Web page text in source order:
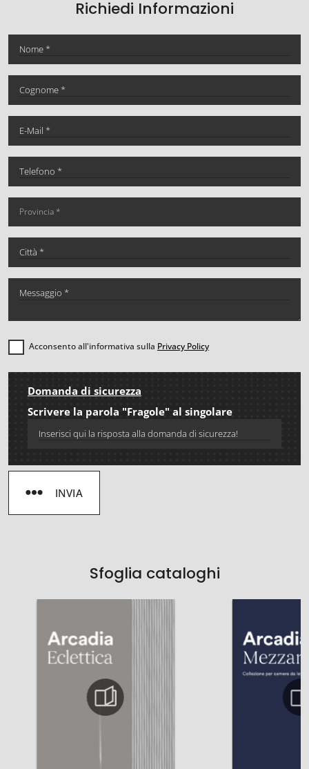
Sfoglia cataloghi
Richiedi Informazioni
Acconsento all'informativa sulla Privacy Policy
Domanda di sicurezza
Scrivere la parola "Fragole" al singolare
INVIA